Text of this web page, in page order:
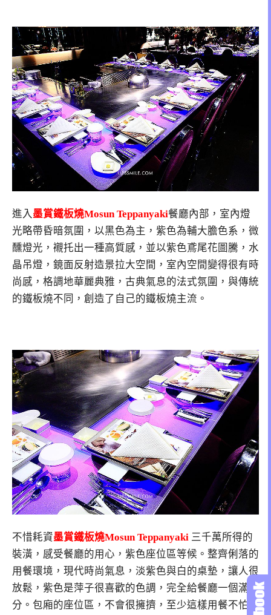
進入 墨賞鐵板燒Mosun Teppanyaki餐廳內部，室內燈
光略帶昏暗氛圍，以黑色為主，紫色為輔大膽色系，微
醺燈光，襯托出一種高質感，並以紫色鳶尾花圖騰，水
晶吊燈，鏡面反射造景拉大空間，室內空間變得很有時
尚感，格調地華麗典雅，古典氣息的法式氛圍，與傳統
的鐵板燒不同，創造了自己的鐵板燒主流。
不惜耗資墨賞鐵板燒Mosun Teppanyaki 三千萬所得的
裝潢，感受餐廳的用心，紫色座位區等候。整齊俐落的
用餐環境，現代時尚氣息，淡紫色與白的桌墊，讓人很
放鬆，紫色是萍子很喜歡的色調，完全給餐廳一個滿
分。包廂的座位區，不會很擁擠，至少這樣用餐不怕尷